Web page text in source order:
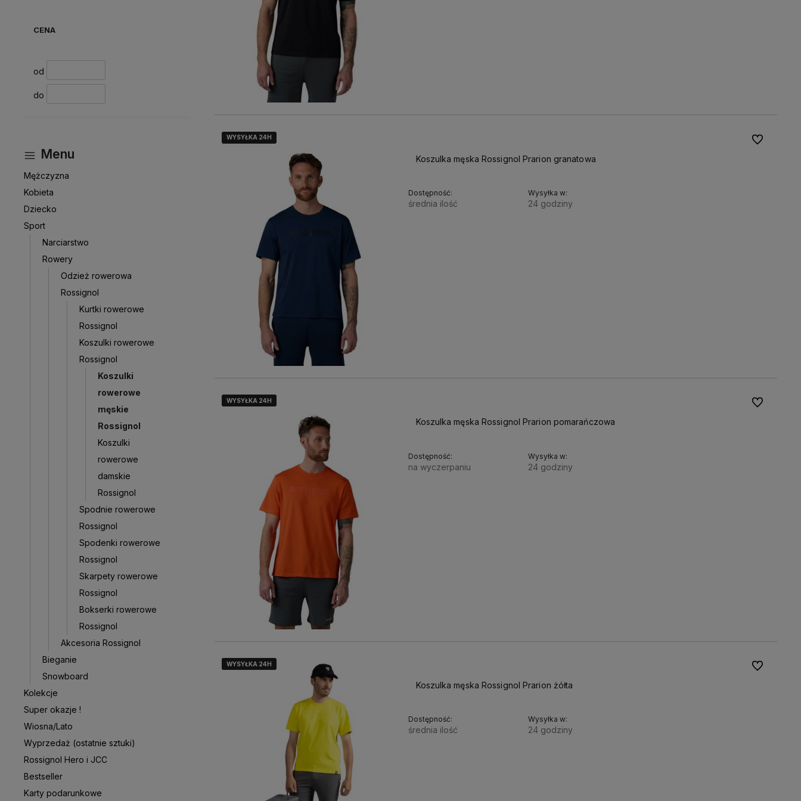
CENA
od
do
Menu
Mężczyzna
Kobieta
Dziecko
Sport
Narciarstwo
Rowery
Odzież rowerowa
Rossignol
Kurtki rowerowe
Rossignol
Koszulki rowerowe
Rossignol
Koszulki
rowerowe
męskie
Rossignol
Koszulki
rowerowe
damskie
Rossignol
Spodnie rowerowe
Rossignol
Spodenki rowerowe
Rossignol
Skarpety rowerowe
Rossignol
Bokserki rowerowe
Rossignol
Akcesoria Rossignol
Bieganie
Snowboard
Kolekcje
Super okazje !
Wiosna/Lato
Wyprzedaż (ostatnie sztuki)
Rossignol Hero i JCC
Bestseller
Karty podarunkowe
WYSYŁKA 24H
WYSYŁKA 24H
WYSYŁKA 24H
Koszulka męska Rossignol Prarion granatowa
Dostępność:
średnia ilość
Wysyłka w:
24 godziny
Do ulubionych
WYSYŁKA 24H
WYSYŁKA 24H
WYSYŁKA 24H
Koszulka męska Rossignol Prarion pomarańczowa
Dostępność:
na wyczerpaniu
Wysyłka w:
24 godziny
Do ulubionych
WYSYŁKA 24H
WYSYŁKA 24H
WYSYŁKA 24H
Koszulka męska Rossignol Prarion żółta
Dostępność:
średnia ilość
Wysyłka w:
24 godziny
Do ulubionych